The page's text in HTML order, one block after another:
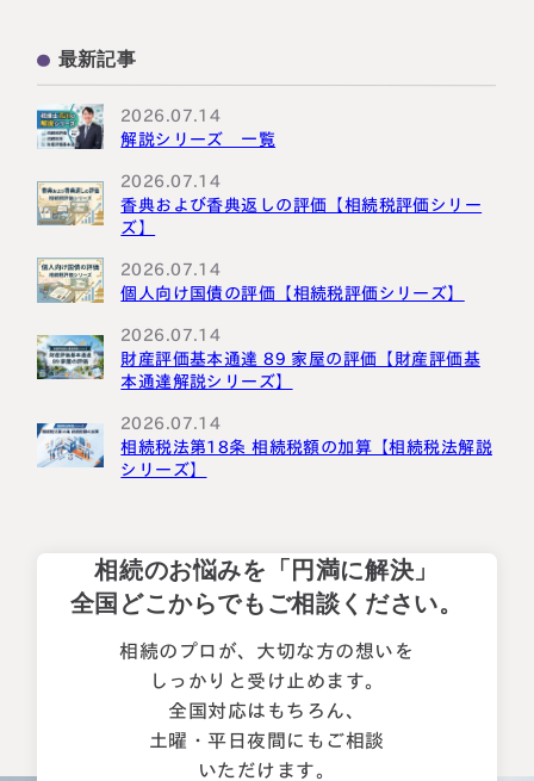
国外転出時課税
最新記事
2026.07.14
解説シリーズ 一覧
2026.07.14
香典および香典返しの評価【相続税評価シリー
ズ】
2026.07.14
個人向け国債の評価【相続税評価シリーズ】
2026.07.14
財産評価基本通達 89 家屋の評価【財産評価基
本通達解説シリーズ】
2026.07.14
相続税法第18条 相続税額の加算【相続税法解説
シリーズ】
相続のお悩みを「円満に解決」
全国どこからでもご相談ください。
相続のプロが、大切な方の想いを
しっかりと受け止めます。
全国対応はもちろん、
土曜・平日夜間にもご相談
いただけます。